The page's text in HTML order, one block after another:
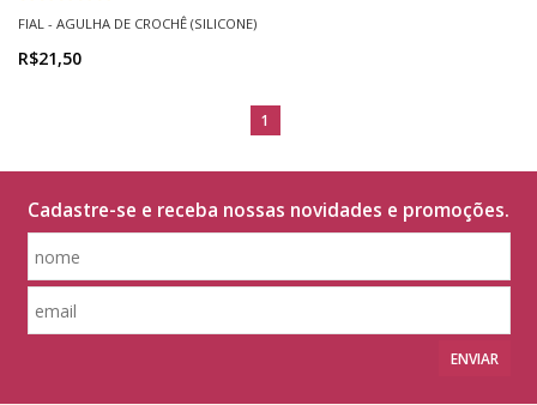
FIAL - AGULHA DE CROCHÊ (SILICONE)
R$21,50
1
Cadastre-se e receba nossas novidades e promoções.
ENVIAR